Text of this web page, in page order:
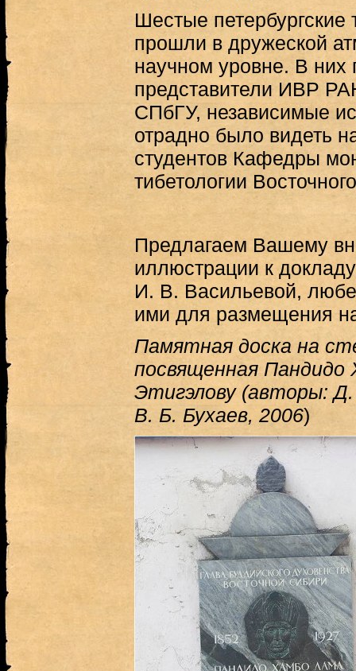
Шестые петербургские
прошли в дружеской
научном уровне. В них
представители ИВР
СПбГУ, независимые
отрадно было видеть
студентов Кафедры
тибетологии
Предлагаем Вашему
иллюстрации к
И. В. Васильевой,
ими для размещения
Памятная доска на
посвященная
Этигэлову (авторы:
В. Б. Бухаев, 2006)